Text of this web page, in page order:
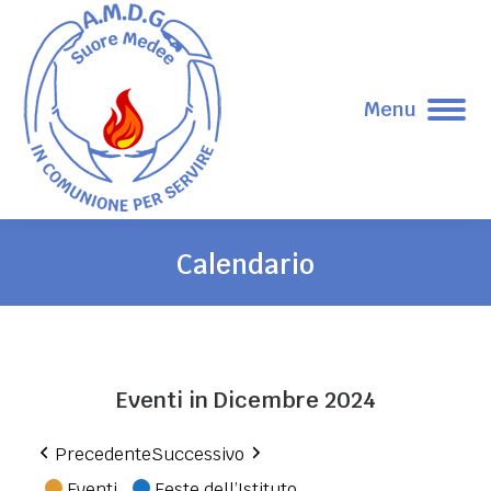
Menu
Calendario
Tu sei qui:
Eventi in Dicembre 2024
PrecedenteSuccessivo